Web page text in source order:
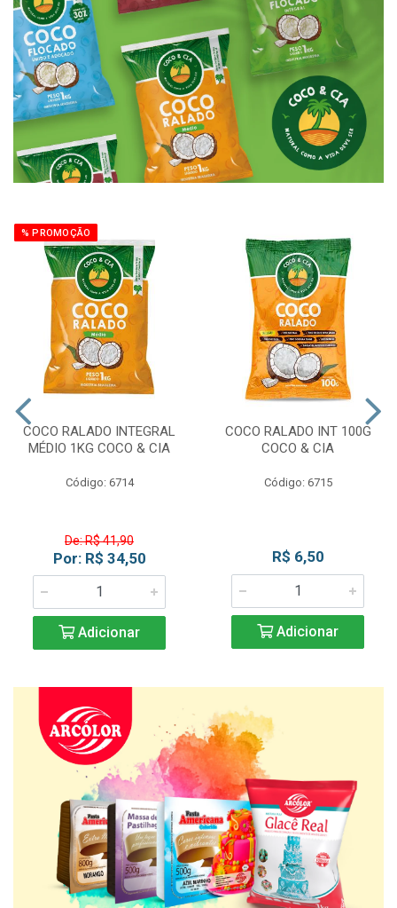
% PROMOÇÃO
COCO RALADO INTEGRAL
MÉDIO 1KG COCO & CIA
Código: 6714
De: R$ 41,90
Por: R$ 34,50
Adicionar
COCO RALADO INT 100G
COCO & CIA
Código: 6715
R$ 6,50
Adicionar